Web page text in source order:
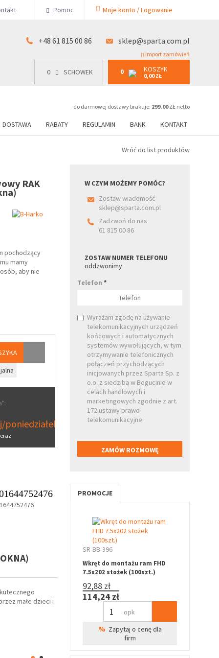
Pomoc Moje konto / Logowanie
+48 61 815 00 86 sklep@sparta.com.pl
import zamówień
0 SCHOWEK 0 KOSZYK
0,00 ZŁ
do darmowej dostawy brakuje: 299.00ZŁ netto
DOSTAWA RABATY REGULAMIN BANK KONTAKT
0 SCHOWEK 0 KOSZYK
0,00 ZŁ
00 86
Wróć do list produktów
RAK
pochodzący
mamy
aby nie
poniedziałek
małe dzieci i
W CZYM MOŻEMY POMÓC?
Zostaw wiadomość
sklep@sparta.com.pl
Zadzwoń do nas
61 815 00 86
ZOSTAW NUMER TELEFONU
oddzwonimy
Telefon*
Wyrażam zgodę na używanie
telekomunikacyjnych urządzeń
końcowych i automatycznych
systemów wywołujących, w tym
otrzymywanie telefonicznych
połączeń przychodzących
inicjowanych przez Sparta Sp. z
o.o. z siedzibą w Bogucinie w
celach handlowych i
marketingowych zgodnie z art.
172 ustawy prawo
telekomunikacyjne.
PROMOCJE
SR-BB-396
Wkręt do montażu ram FHD
7.5x202 stożek (100szt.)
92,88 zł
114,24 zł
opk
% Zapytaj o cenę dla
firm